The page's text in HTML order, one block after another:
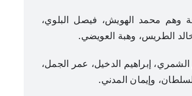
المعتمدين لدى فيفا (8) حكام ساحة وهم محمد الهويش، فيصل البلوي،
الطريس، وهبة العويضي.
الشمري، إبراهيم الدخيل، عمر الجمل،
وإيمان المدني.
عنوان الصورة